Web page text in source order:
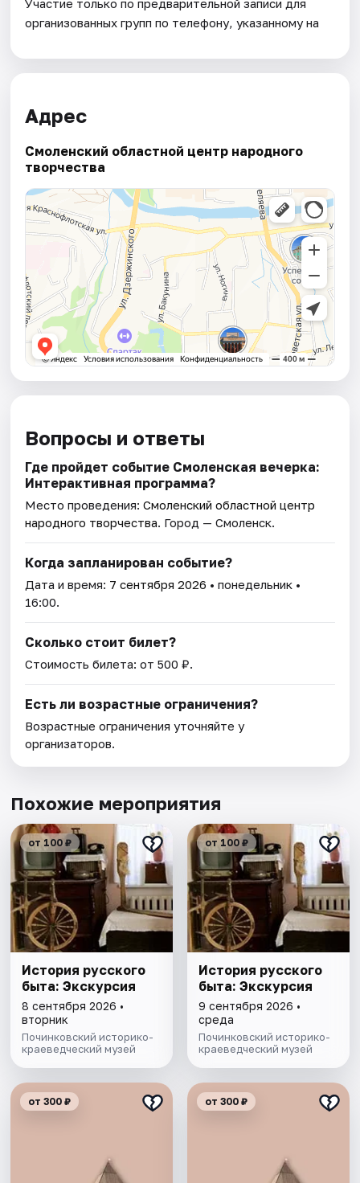
Участие только по предварительной записи для
организованных групп по телефону, указанному на
Адрес
Смоленский областной центр народного
творчества
Вопросы и ответы
Где пройдет событие Смоленская вечерка:
Интерактивная программа?
Место проведения:Смоленский областной центр
народного творчества. Город — Смоленск.
Когда запланирован событие?
Дата и время: 7 сентября 2026 • понедельник •
16:00.
Сколько стоит билет?
Стоимость билета: от 500 ₽.
Есть ли возрастные ограничения?
Возрастные ограничения уточняйте у
организаторов.
Похожие мероприятия
от 100 ₽
История русского
быта: Экскурсия
8 сентября 2026 •
вторник
Починковский историко-
краеведческий музей
от 100 ₽
История русского
быта: Экскурсия
9 сентября 2026 •
среда
Починковский историко-
краеведческий музей
от 300 ₽ от 300 ₽